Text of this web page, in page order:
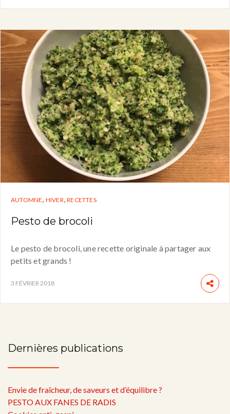
AUTOMNE HIVER ,RECETTES
Pesto de brocoli
Le pesto de brocoli, une recette originale à partager aux
petits et grands !
3 FÉVRIER 2018
Dernières publications
Envie de fraîcheur, de saveurs et d’équilibre ?
PESTO AUX FANES DE RADIS